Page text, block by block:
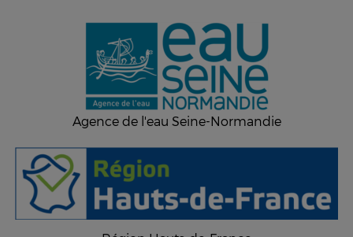
Agence de l'eau Seine-Normandie